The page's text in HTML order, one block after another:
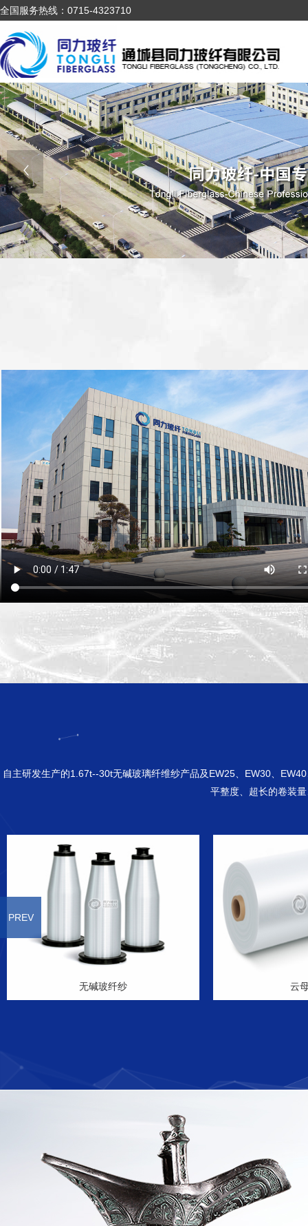
全国服务热线：0715-4323710

自主研发生产的1.67t--30t无碱玻璃纤维纱产品及EW25、EW30、
平整度、超长的卷装
PREV
无碱玻纤纱 云